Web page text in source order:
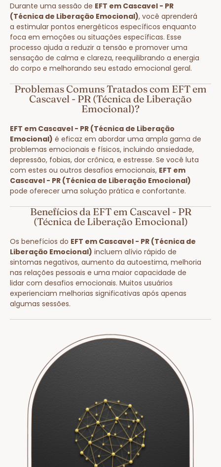
Durante uma sessão de EFT em Cascavel - PR
(Técnica de Liberação Emocional), você aprenderá
a estimular pontos energéticos específicos enquanto
foca em emoções ou situações específicas. Esse
processo ajuda a reduzir a tensão e promover uma
sensação de calma e clareza, reequilibrando a energia
do corpo e melhorando seu estado emocional geral.
Problemas Comuns Tratados com EFT em
Cascavel - PR (Técnica de Liberação
Emocional)?
EFT em Cascavel - PR (Técnica de Liberação
Emocional) é eficaz em abordar uma ampla gama de
problemas emocionais e físicos, incluindo ansiedade,
depressão, fobias, dor crônica, e estresse. Se você luta
com estes ou outros desafios emocionais, EFT em
Cascavel - PR (Técnica de Liberação Emocional)
pode oferecer uma solução prática e confortante.
Benefícios da EFT em Cascavel - PR
(Técnica de Liberação Emocional)
Os benefícios do EFT em Cascavel - PR (Técnica de
Liberação Emocional) incluem alívio rápido de
sintomas negativos, aumento da autoestima, melhoria
nas relações pessoais e uma maior capacidade de
lidar com desafios emocionais. Muitos usuários
experienciam melhorias significativas após apenas
algumas sessões.